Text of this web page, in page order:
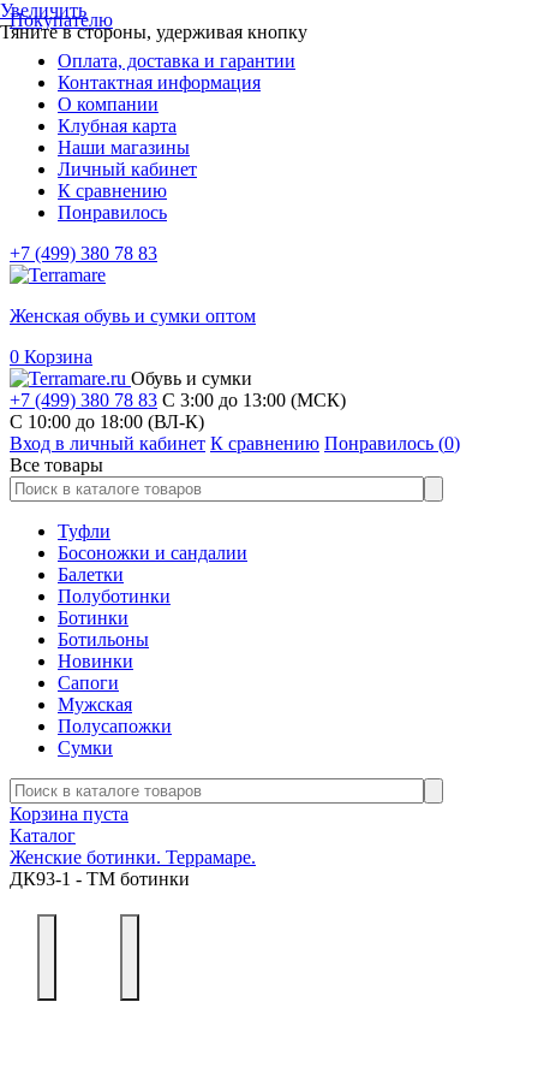
Покупателю
Оплата, доставка и гарантии
Контактная информация
О компании
Клубная карта
Наши магазины
Личный кабинет
К сравнению
Понравилось
+7 (499) 380 78 83
Женская обувь и сумки оптом
0 Корзина
Обувь и сумки
+7 (499) 380 78 83 С 3:00 до 13:00 (МСК)
C 10:00 до 18:00 (ВЛ-К)
Вход в личный кабинет К сравнению Понравилось (0)
Все товары
Туфли
Босоножки и сандалии
Балетки
Полуботинки
Ботинки
Ботильоны
Новинки
Сапоги
Мужская
Полусапожки
Сумки
Корзина пуста
Каталог
Женские ботинки. Террамаре.
ДК93-1 - ТМ ботинки
Увеличить
Тяните в стороны, удерживая кнопку